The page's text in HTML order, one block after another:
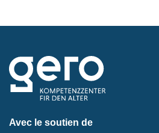
Avec le soutien de